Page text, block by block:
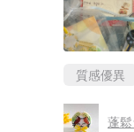
質感優異
蓬